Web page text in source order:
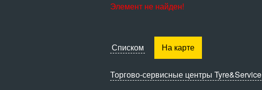
Элемент не найден!
Списком На карте
Торгово-сервисные центры Tyre&Service